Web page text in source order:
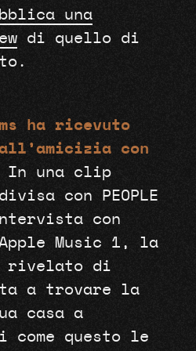
una
di quello di
ha ricevuto
con
In una clip
con PEOPLE
con
Apple Music 1, la
rivelato di
a trovare la
casa a
come questo le